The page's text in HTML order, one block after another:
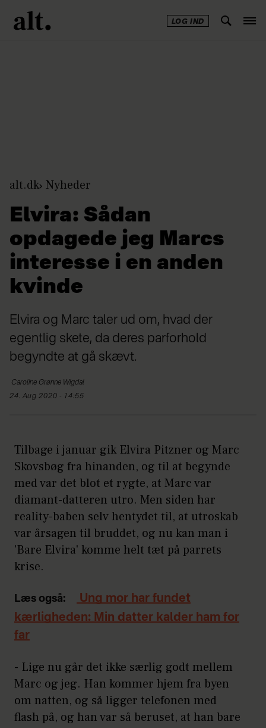
LOG IND
alt.dk Nyheder
Elvira: Sådan
opdagede jeg Marcs
interesse i en anden
kvinde
Elvira og Marc taler ud om, hvad der
egentlig skete, da deres parforhold
begyndte at gå skævt.
Caroline Grønne Wigdal
24. Aug 2020 - 14:55
Tilbage i januar gik Elvira Pitzner og Marc
Skovsbøg fra hinanden, og til at begynde
med var det blot et rygte, at Marc var
diamant-datteren utro. Men siden har
reality-baben selv hentydet til, at utroskab
var årsagen til bruddet, og nu kan man i
'Bare Elvira' komme helt tæt på parrets
krise.
Læs også:
Ung mor har fundet
kærligheden: Min datter kalder ham for
far
- Lige nu går det ikke særlig godt mellem
Marc og jeg. Han kommer hjem fra byen
om natten, og så ligger telefonen med
flash på, og han var så beruset, at han bare